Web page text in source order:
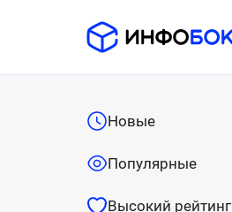
Новые
Популярные
Высокий рейтинг